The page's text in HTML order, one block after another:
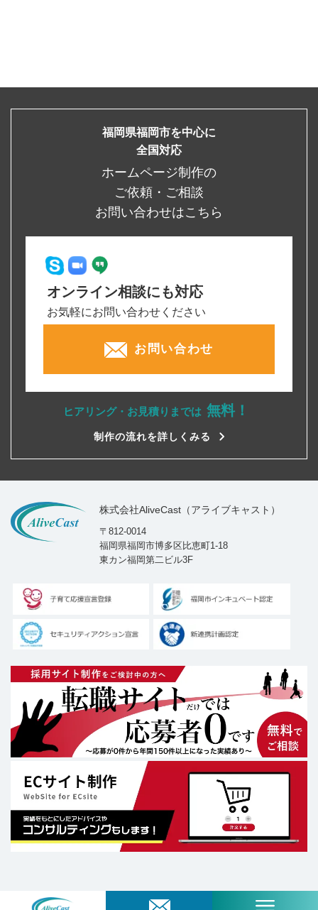
福岡県福岡市を中心に
全国対応
ホームページ制作の
ご依頼・ご相談
お問い合わせはこちら
オンライン相談にも対応
お気軽にお問い合わせください
お問い合わせ
ヒアリング・お見積りまでは 無料！
制作の流れを詳しくみる
株式会社AliveCast（アライブキャスト）
〒812-0014
福岡県福岡市博多区比恵町1-18
東カン福岡第二ビル3F